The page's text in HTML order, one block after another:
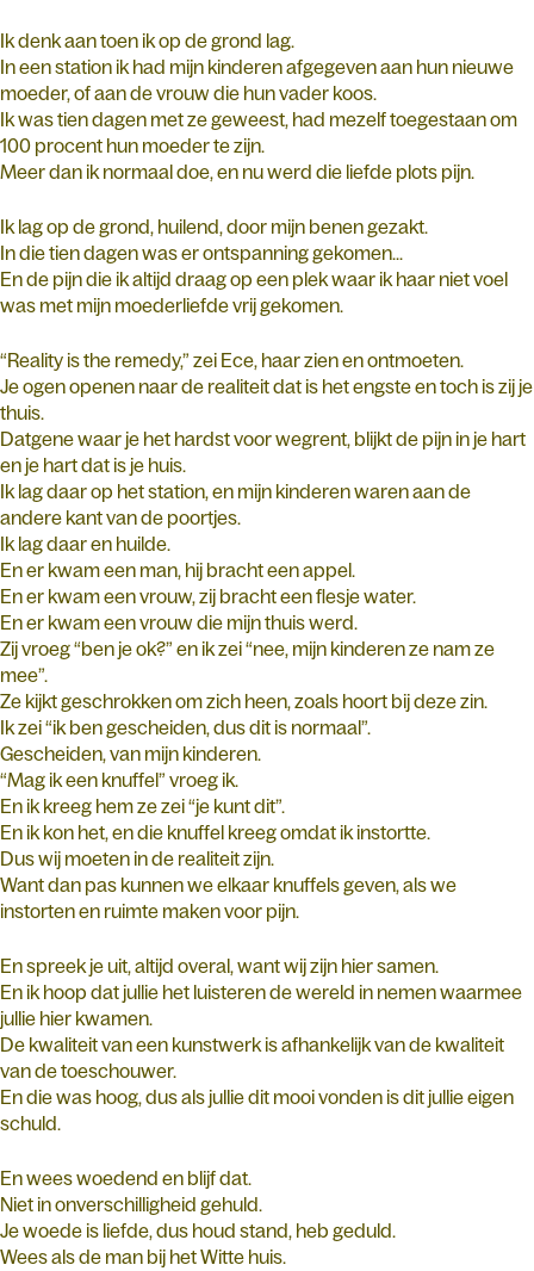
Ik denk aan toen ik op de grond lag.
In een station ik had mijn kinderen afgegeven aan hun nieuwe
moeder, of aan de vrouw die hun vader koos.
Ik was tien dagen met ze geweest, had mezelf toegestaan om
100 procent hun moeder te zijn.
Meer dan ik normaal doe, en nu werd die liefde plots pijn.
Ik lag op de grond, huilend, door mijn benen gezakt.
In die tien dagen was er ontspanning gekomen...
En de pijn die ik altijd draag op een plek waar ik haar niet voel
was met mijn moederliefde vrij gekomen.
“Reality is the remedy,” zei Ece, haar zien en ontmoeten.
Je ogen openen naar de realiteit dat is het engste en toch is zij je
thuis.
Datgene waar je het hardst voor wegrent, blijkt de pijn in je hart
en je hart dat is je huis.
Ik lag daar op het station, en mijn kinderen waren aan de
andere kant van de poortjes.
Ik lag daar en huilde.
En er kwam een man, hij bracht een appel.
En er kwam een vrouw, zij bracht een flesje water.
En er kwam een vrouw die mijn thuis werd.
Zij vroeg “ben je ok?” en ik zei “nee, mijn kinderen ze nam ze
mee”.
Ze kijkt geschrokken om zich heen, zoals hoort bij deze zin.
Ik zei “ik ben gescheiden, dus dit is normaal”.
Gescheiden, van mijn kinderen.
“Mag ik een knuffel” vroeg ik.
En ik kreeg hem ze zei “je kunt dit”.
En ik kon het, en die knuffel kreeg omdat ik instortte.
Dus wij moeten in de realiteit zijn.
Want dan pas kunnen we elkaar knuffels geven, als we
instorten en ruimte maken voor pijn.
En spreek je uit, altijd overal, want wij zijn hier samen.
En ik hoop dat jullie het luisteren de wereld in nemen waarmee
jullie hier kwamen.
De kwaliteit van een kunstwerk is afhankelijk van de kwaliteit
van de toeschouwer.
En die was hoog, dus als jullie dit mooi vonden is dit jullie eigen
schuld.
En wees woedend en blijf dat.
Niet in onverschilligheid gehuld.
Je woede is liefde, dus houd stand, heb geduld.
Wees als de man bij het Witte huis.